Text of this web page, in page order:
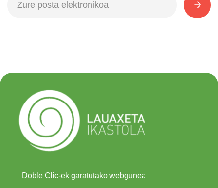
Doble Clic-ek garatutako webgunea